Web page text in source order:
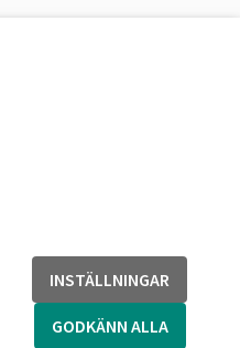
INSTÄLLNINGAR
GODKÄNN ALLA